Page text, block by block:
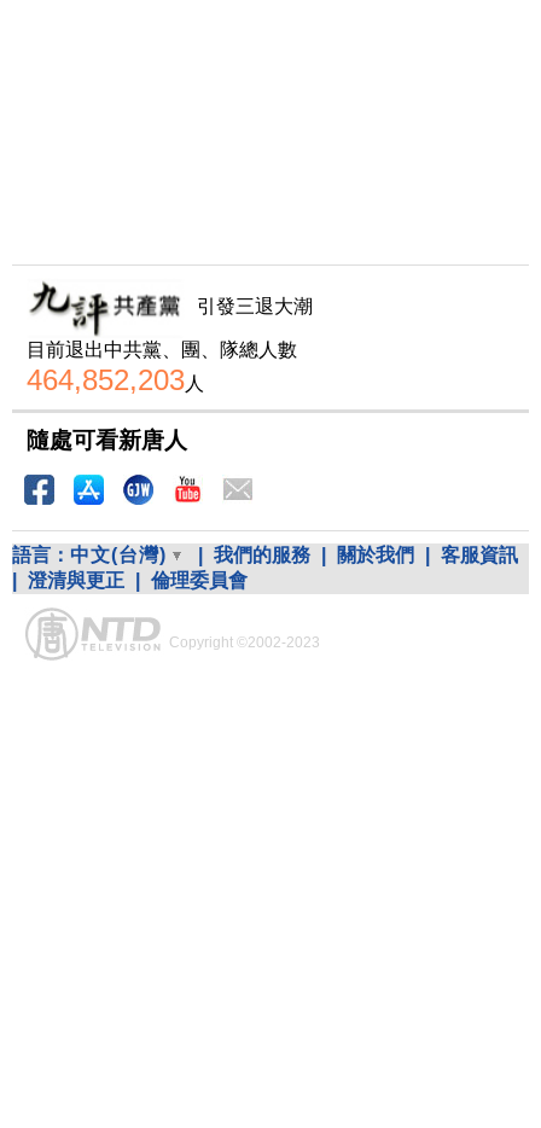
引發三退大潮
目前退出中共黨、團、隊總人數
464,852,203人
隨處可看新唐人
語言： 中文(台灣) 我們的服務 關於我們
客服資訊
澄清與更正 倫理委員會
Copyright ©2002-2023